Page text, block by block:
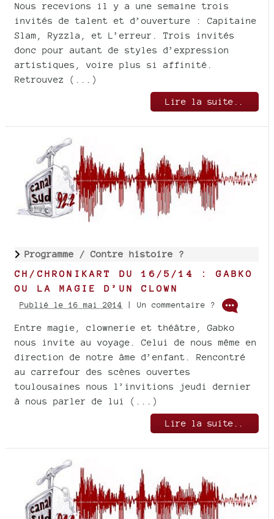
Nous recevions il y a une semaine trois
invités de talent et d’ouverture : Capitaine
Slam, Ryzzla, et L’erreur. Trois invités
donc pour autant de styles d’expression
artistiques, voire plus si affinité.
Retrouvez (...)
Lire la suite..
Programme / Contre histoire ?
CH/CHRONIKART DU 16/5/14 : GABKO
OU LA MAGIE D’UN CLOWN
Publié le 16 mai 2014 | Un commentaire ?
Entre magie, clownerie et théâtre, Gabko
nous invite au voyage. Celui de nous même en
direction de notre âme d’enfant. Rencontré
au carrefour des scènes ouvertes
toulousaines nous l’invitions jeudi dernier
à nous parler de lui (...)
Lire la suite..